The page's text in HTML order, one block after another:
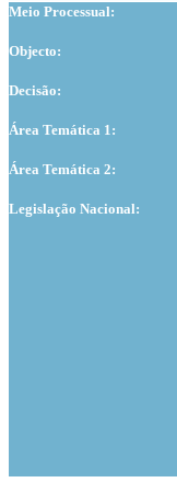
Meio Processual:
Objecto:
Decisão:
Área Temática 1:
Área Temática 2:
Legislação Nacional: